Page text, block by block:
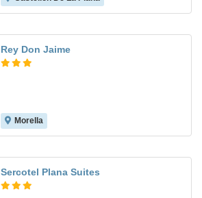
Rey Don Jaime
Morella
Sercotel Plana Suites